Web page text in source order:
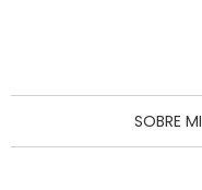
SOBRE MI